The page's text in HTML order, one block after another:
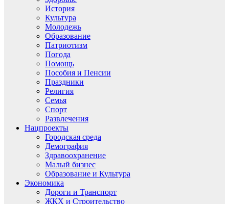
История
Культура
Молодежь
Образование
Патриотизм
Погода
Помощь
Пособия и Пенсии
Праздники
Религия
Семья
Спорт
Развлечения
Нацпроекты
Городская среда
Демография
Здравоохранение
Малый бизнес
Образование и Культура
Экономика
Дороги и Транспорт
ЖКХ и Строительство